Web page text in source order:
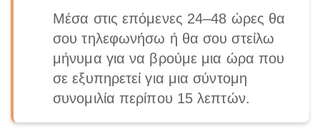
Μέσα στις επόμενες 24–48 ώρες θα
σου τηλεφωνήσω ή θα σου στείλω
μήνυμα για να βρούμε μια ώρα που
σε εξυπηρετεί για μια σύντομη
συνομιλία περίπου 15 λεπτών.